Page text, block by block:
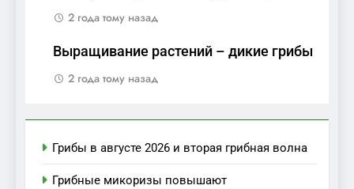
2 года тому назад
Выращивание растений – дикие грибы
2 года тому назад
Грибы в августе 2026 и вторая грибная волна
Грибные микоризы повышают